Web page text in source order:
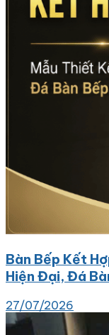
Bàn Bếp Kết
Hiện Đại, Đá
27/07/2026